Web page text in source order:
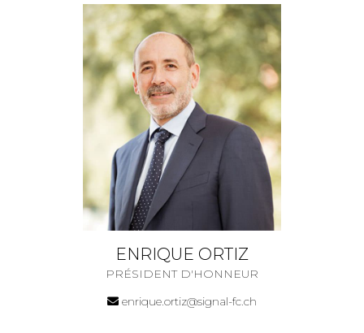
ENRIQUE ORTIZ
PRÉSIDENT D'HONNEUR
enrique.ortiz@signal-fc.ch